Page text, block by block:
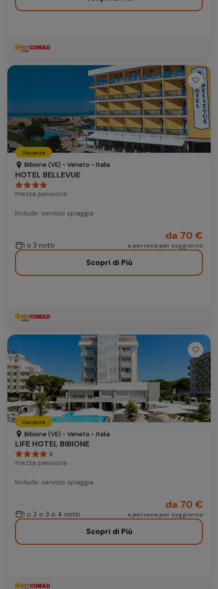
Vacanze
Bibione (VE) - Veneto - Italia
HOTEL BELLEVUE
mezza pensione
Include: servizio spiaggia
1 o 3 notti
da 70 €
a persona per soggiorno
Scopri di Più
Vacanze
Bibione (VE) - Veneto - Italia
LIFE HOTEL BIBIONE
S
mezza pensione
Include: servizio spiaggia
1 o 2 o 3 o 4 notti
da 70 €
a persona per soggiorno
Scopri di Più